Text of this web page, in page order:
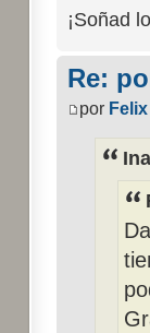
¡Soñad
Re:
por